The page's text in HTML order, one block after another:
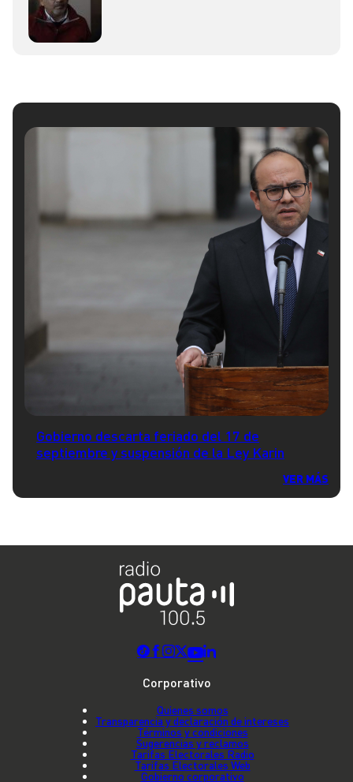
Gobierno descarta feriado del 17 de
septiembre y suspensión de la Ley Karin
VER MÁS
Corporativo
Quienes somos
Transparencia y declaración de intereses
Términos y condiciones
Sugerencias y reclamos
Tarifas Electorales Radio
Tarifas Electorales Web
Gobierno corporativo